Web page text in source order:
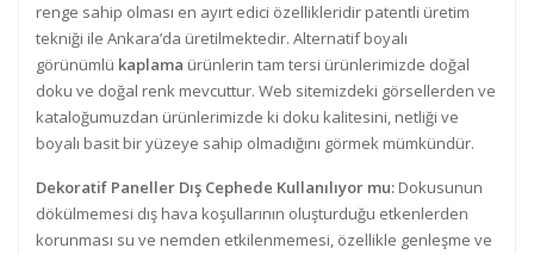
renge sahip olması en ayırt edici özellikleridir patentli üretim
tekniği ile Ankara’da üretilmektedir. Alternatif boyalı
görünümlü kaplama ürünlerin tam tersi ürünlerimizde doğal
doku ve doğal renk mevcuttur. Web sitemizdeki görsellerden ve
kataloğumuzdan ürünlerimizde ki doku kalitesini, netliği ve
boyalı basit bir yüzeye sahip olmadığını görmek mümkündür.
Dekoratif Paneller Dış Cephede Kullanılıyor mu: Dokusunun
dökülmemesi dış hava koşullarının oluşturduğu etkenlerden
korunması su ve nemden etkilenmemesi, özellikle genleşme ve